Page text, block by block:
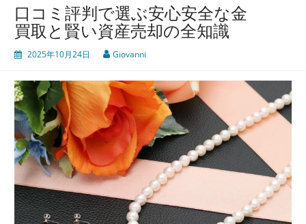
口コミ評判で選ぶ安心安全な金
買取と賢い資産売却の全知識
2025年10月24日 Giovanni